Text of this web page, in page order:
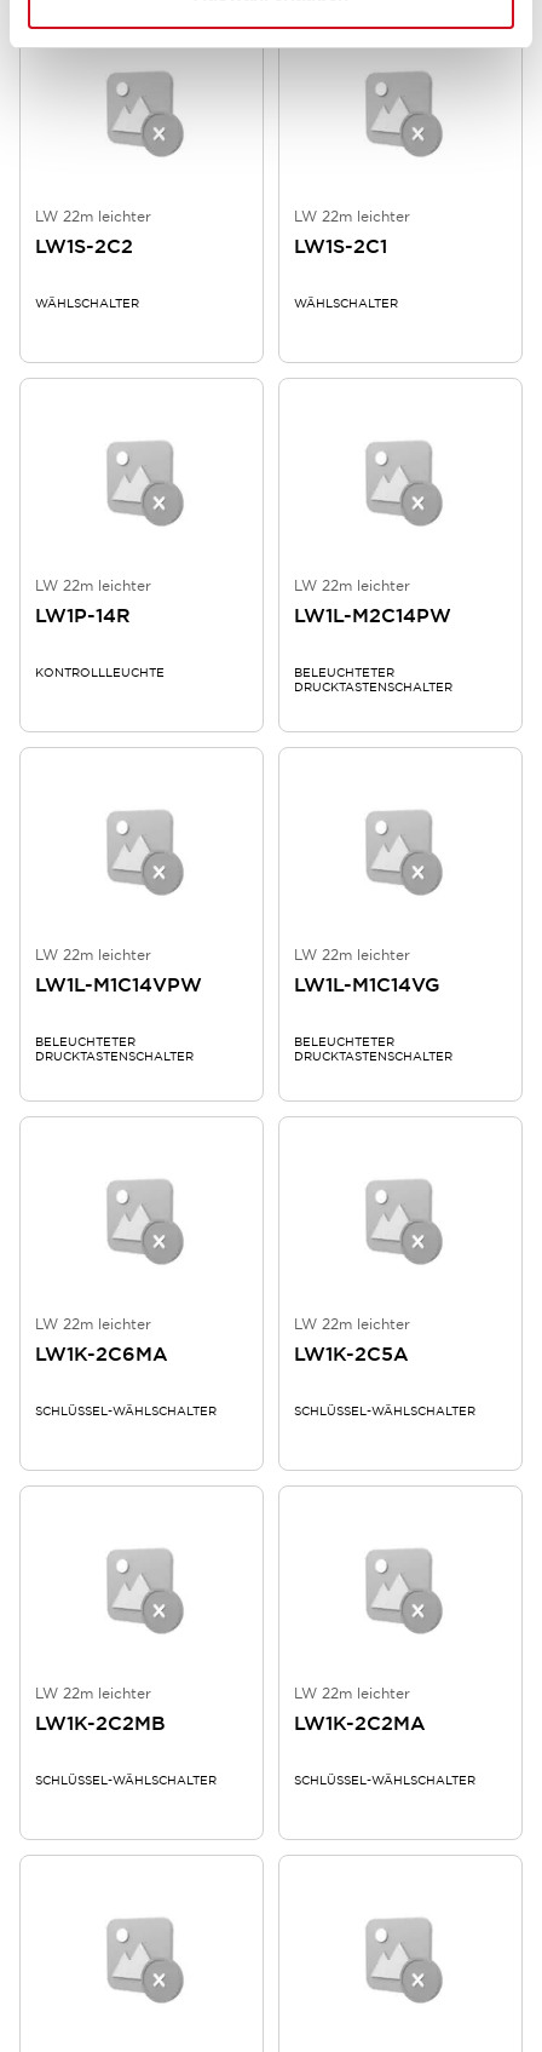
LW 22m leichter
LW1S-2C2
WÄHLSCHALTER
LW 22m leichter
LW1S-2C1
WÄHLSCHALTER
LW 22m leichter
LW1P-14R
KONTROLLLEUCHTE
LW 22m leichter
LW1L-M2C14PW
BELEUCHTETER
DRUCKTASTENSCHALTER
LW 22m leichter
LW1L-M1C14VPW
BELEUCHTETER
DRUCKTASTENSCHALTER
LW 22m leichter
LW1L-M1C14VG
BELEUCHTETER
DRUCKTASTENSCHALTER
LW 22m leichter
LW1K-2C6MA
SCHLÜSSEL-WÄHLSCHALTER
LW 22m leichter
LW1K-2C5A
SCHLÜSSEL-WÄHLSCHALTER
LW 22m leichter
LW1K-2C2MB
SCHLÜSSEL-WÄHLSCHALTER
LW 22m leichter
LW1K-2C2MA
SCHLÜSSEL-WÄHLSCHALTER